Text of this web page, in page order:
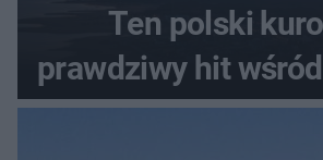
Ten polski
prawdziwy hit